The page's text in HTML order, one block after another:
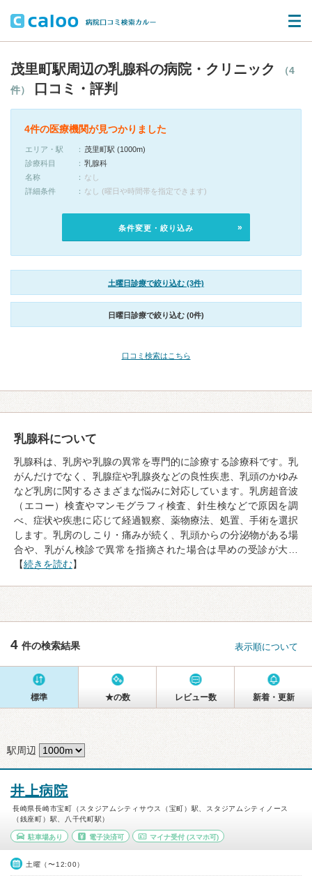
茂里町駅周辺の乳腺科の病院・クリニック
（4
件）
口コミ・評判
4件の医療機関が見つかりました
エリア・駅
茂里町駅 (1000m)
診療科目
乳腺科
名称
なし
詳細条件
なし (曜日や時間帯を指定できます)
条件変更・絞り込み
土曜日診療で絞り込む (3件)
日曜日診療で絞り込む (0件)
口コミ検索はこちら
乳腺科について
乳腺科は、乳房や乳腺の異常を専門的に診療する診療科です。乳
がんだけでなく、乳腺症や乳腺炎などの良性疾患、乳頭のかゆみ
など乳房に関するさまざまな悩みに対応しています。乳房超音波
（エコー）検査やマンモグラフィ検査、針生検などで原因を調
べ、症状や疾患に応じて経過観察、薬物療法、処置、手術を選択
します。乳房のしこり・痛みが続く、乳頭からの分泌物がある場
合や、乳がん検診で異常を指摘された場合は早めの受診が大…
【続きを読む】
4 件の検索結果 表示順について
標準 ★の数 レビュー数 新着・更新
駅周辺
井上病院
長崎県長崎市宝町（スタジアムシティサウス（宝町）駅、スタジアムシティノース
（銭座町）駅、八千代町駅）
駐車場あり 電子決済可 マイナ受付 (スマホ可)
土曜（〜12:00）